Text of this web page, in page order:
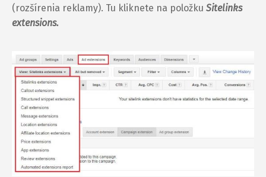
(rozšírenia reklamy). Tu kliknete na položku Sitelinks
extensions.